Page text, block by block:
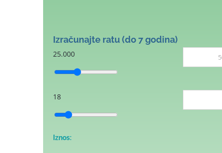
Izračunajte ratu (do 7 godina)
25.000
18
Iznos: